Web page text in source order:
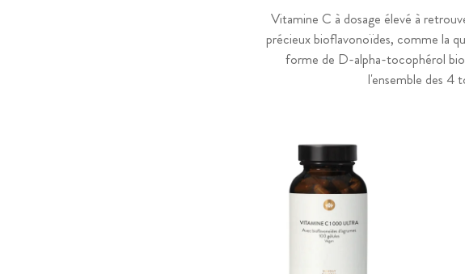
Vitamine C à dosage élevé à
précieux bioflavonoïdes, comme la
forme de D-alpha-tocophérol
l'ensemble des 4